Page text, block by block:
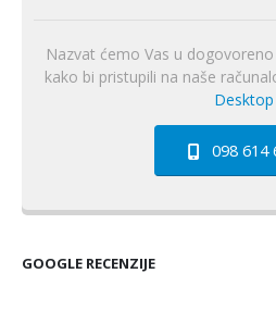
Nazvat ćemo Vas u
kako bi pristupili na naše
Desktop
098 614
GOOGLE RECENZIJE